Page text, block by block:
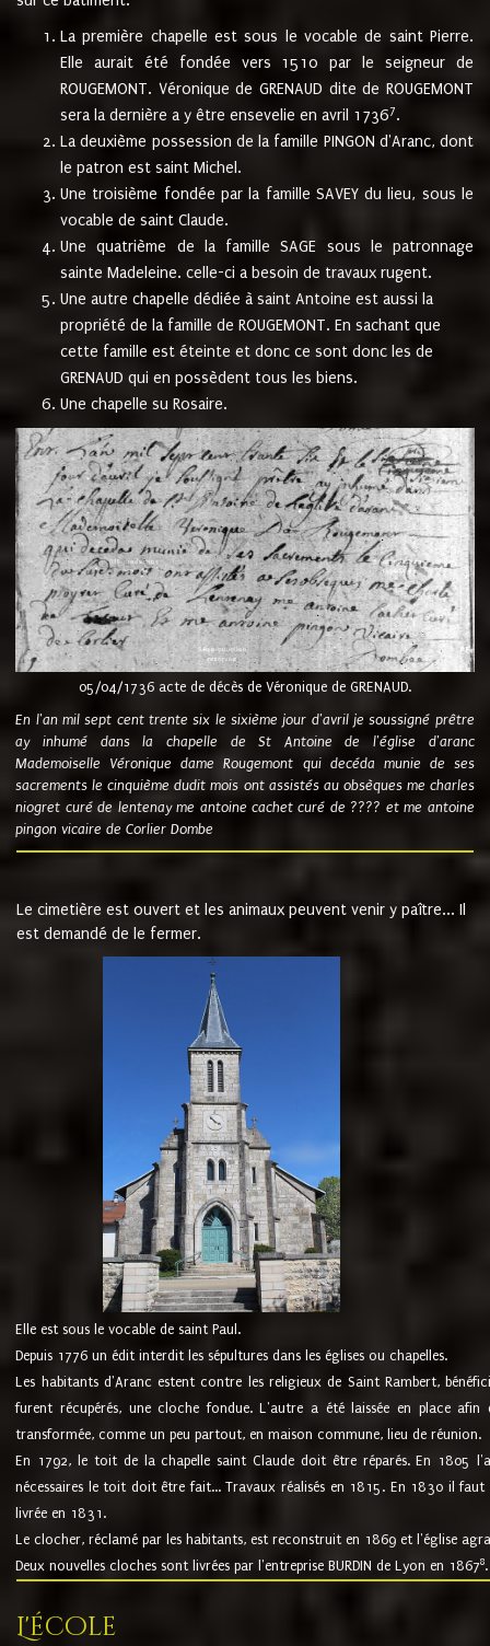
La première chapelle est sous le vocable de saint Pierre.
Elle aurait été fondée vers 1510 par le seigneur de
ROUGEMONT. Véronique de GRENAUD dite de ROUGEMONT
sera la dernière a y être ensevelie en avril 17367.
La deuxième possession de la famille PINGON d'Aranc, dont
le patron est saint Michel.
Une troisième fondée par la famille SAVEY du lieu, sous le
vocable de saint Claude.
Une quatrième de la famille SAGE sous le patronnage
sainte Madeleine. celle-ci a besoin de travaux rugent.
Une autre chapelle dédiée à saint Antoine est aussi la
propriété de la famille de ROUGEMONT. En sachant que
cette famille est éteinte et donc ce sont donc les de
GRENAUD qui en possèdent tous les biens.
Une chapelle su Rosaire.
05/04/1736 acte de décès de Véronique de GRENAUD.
En l'an mil sept cent trente six le sixième jour d'avril je soussigné prêtre
ay inhumé dans la chapelle de St Antoine de l'église d'aranc
Mademoiselle Véronique dame Rougemont qui decéda munie de ses
sacrements le cinquième dudit mois ont assistés au obsèques me charles
niogret curé de lentenay me antoine cachet curé de ???? et me antoine
pingon vicaire de Corlier Dombe
Le cimetière est ouvert et les animaux peuvent venir y paître... Il
est demandé de le fermer.
Elle est sous le vocable de saint Paul.
Depuis 1776 un édit interdit les sépultures dans les églises ou chapelles.
Les habitants d'Aranc estent contre les religieux de Saint Rambert,
furent récupérés, une cloche fondue. L'autre a été laissée en place
transformée, comme un peu partout, en maison commune, lieu de réunion.
En 1792, le toit de la chapelle saint Claude doit être réparés. En 1805
nécessaires le toit doit être fait... Travaux réalisés en 1815. En 1830 il
livrée en 1831.
Le clocher, réclamé par les habitants, est reconstruit en 1869 et l'église
Deux nouvelles cloches sont livrées par l'entreprise BURDIN de Lyon en 18678.
L'école